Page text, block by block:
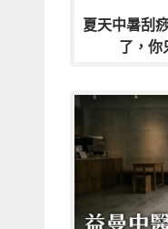
夏天中暑刮
了，你